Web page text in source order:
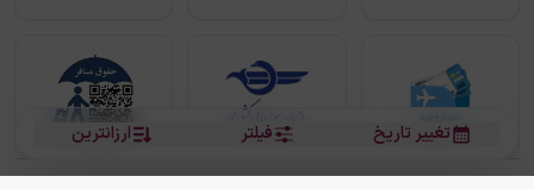
ارزانترین فیلتر تغییر تاریخ